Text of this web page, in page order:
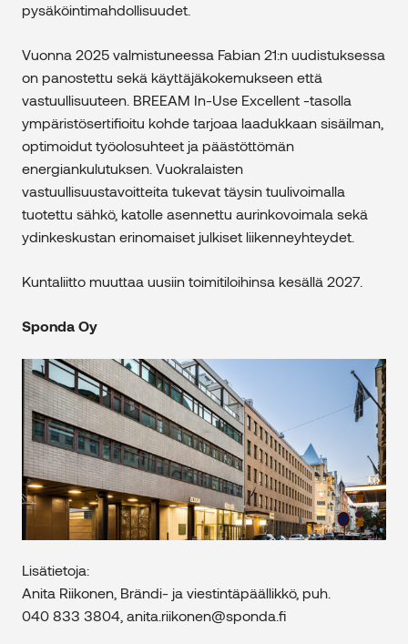
pysäköintimahdollisuudet.
Vuonna 2025 valmistuneessa Fabian 21:n uudistuksessa
on panostettu sekä käyttäjäkokemukseen että
vastuullisuuteen. BREEAM In-Use Excellent -tasolla
ympäristösertifioitu kohde tarjoaa laadukkaan sisäilman,
optimoidut työolosuhteet ja päästöttömän
energiankulutuksen. Vuokralaisten
vastuullisuustavoitteita tukevat täysin tuulivoimalla
tuotettu sähkö, katolle asennettu aurinkovoimala sekä
ydinkeskustan erinomaiset julkiset liikenneyhteydet.
Kuntaliitto muuttaa uusiin toimitiloihinsa kesällä 2027.
Sponda Oy
Lisätietoja:
Anita Riikonen, Brändi- ja viestintäpäällikkö, puh.
040 833 3804, anita.riikonen@sponda.fi